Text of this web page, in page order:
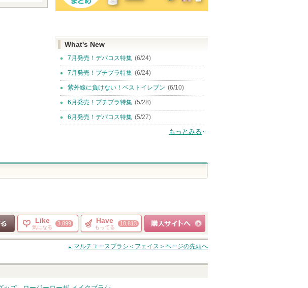
What's New
7月発売！デパコス特集 (6/24)
7月発売！プチプラ特集 (6/24)
紫外線に負けない！ベストイレブン (6/10)
6月発売！プチプラ特集 (5/28)
6月発売！デパコス特集 (5/27)
もっとみる
する
Like
気になる
3,899 Have
もってる
18,813
ショッピングサイト
へ
マルチユースブラシ＜フェイス＞ ページの先頭へ